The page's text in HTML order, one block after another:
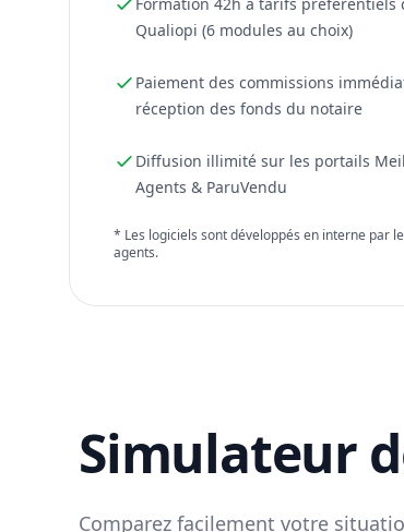
Formation 42h à tarifs préférentiels
Qualiopi (6 modules au choix)
Paiement des commissions
réception des fonds du notaire
Diffusion illimité sur les portails
Agents & ParuVendu
* Les logiciels sont développés en interne par
agents.
Simulateur
Comparez facilement votre